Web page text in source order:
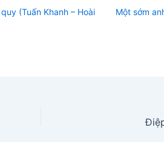
(Tuấn Khanh – Hoài
Một sớm